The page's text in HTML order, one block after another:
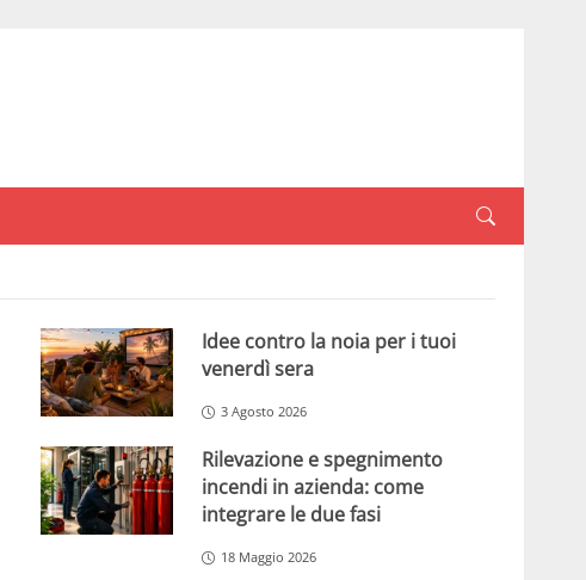
Idee contro la noia per i tuoi
venerdì sera
3 Agosto 2026
Rilevazione e spegnimento
incendi in azienda: come
integrare le due fasi
18 Maggio 2026